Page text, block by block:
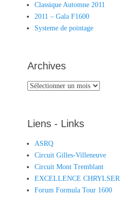
Classique Automne 2011
2011 – Gala F1600
Systeme de pointage
Archives
Archives
Liens - Links
ASRQ
Circuit Gilles-Villeneuve
Circuit Mont Tremblant
EXCELLENCE CHRYLSER
Forum Formula Tour 1600